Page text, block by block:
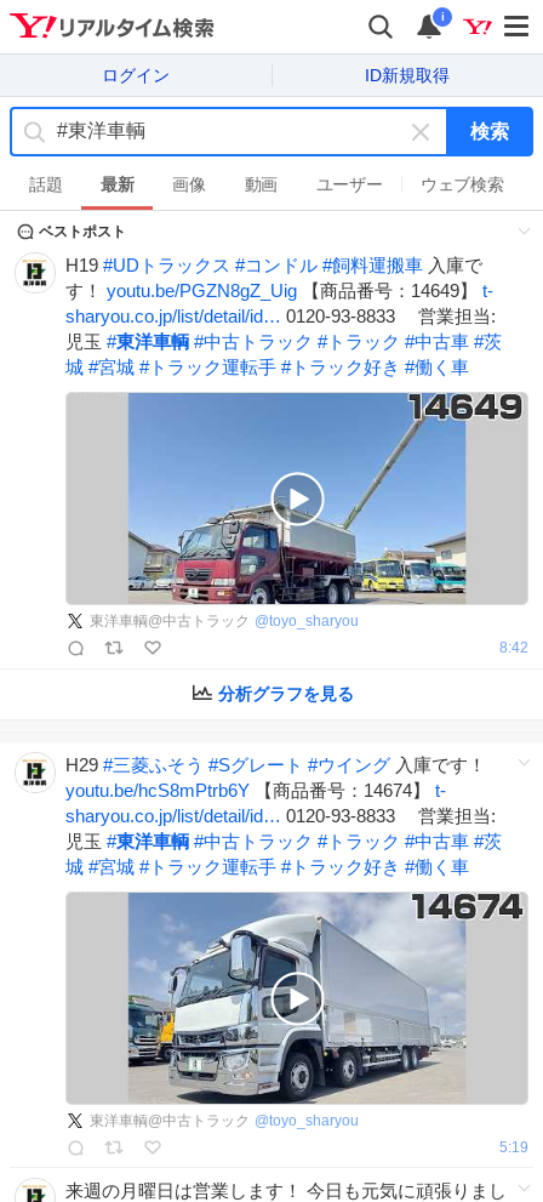
i
ログイン ID新規取得
キ
ー
ワ
ド
を
消
す
検索
話題 最新 画像 動画 ユーザー ウェブ検索
ベストポスト
H19 #UDトラックス #コンドル #飼料運搬車 入庫で
す！ youtu.be/PGZN8gZ_Uig 【商品番号：14649】 t-
sharyou.co.jp/list/detail/id… 0120-93-8833 営業担当:
児玉 #東洋車輌 #中古トラック #トラック #中古車 #茨
城 #宮城 #トラック運転手 #トラック好き #働く車
東洋車輌@中古トラック @toyo_sharyou
8:42
分析グラフを見る
H29 #三菱ふそう #Sグレート #ウイング 入庫です！
youtu.be/hcS8mPtrb6Y 【商品番号：14674】 t-
sharyou.co.jp/list/detail/id… 0120-93-8833 営業担当:
児玉 #東洋車輌 #中古トラック #トラック #中古車 #茨
城 #宮城 #トラック運転手 #トラック好き #働く車
東洋車輌@中古トラック @toyo_sharyou
5:19
来週の月曜日は営業します！ 今日も元気に頑張りまし